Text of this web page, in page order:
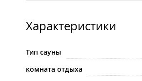
Характеристики
Тип сауны
комната отдыха